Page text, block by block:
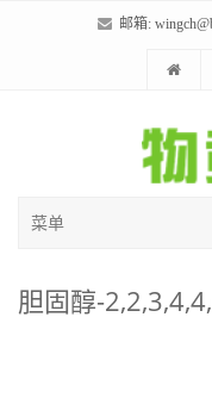
邮箱:
菜单
胆固醇-